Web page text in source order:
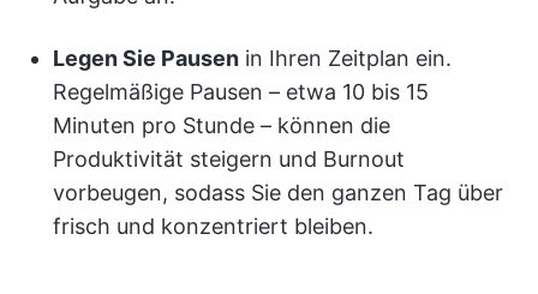
Legen Sie Pausen in Ihren Zeitplan ein.
Regelmäßige Pausen – etwa 10 bis 15
Minuten pro Stunde – können die
Produktivität steigern und Burnout
vorbeugen, sodass Sie den ganzen Tag über
frisch und konzentriert bleiben.